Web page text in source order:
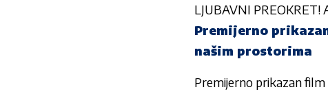
LJUBAVNI
Premijerno
našim prostorima
Premijerno prikazan